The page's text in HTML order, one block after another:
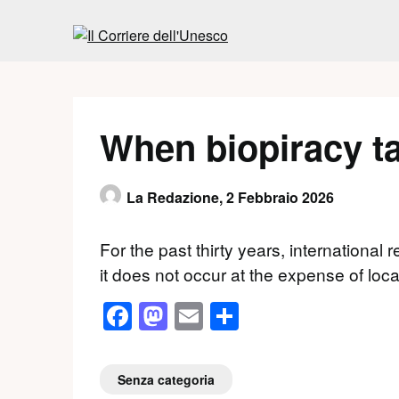
When biopiracy
La Redazione,2 Febbraio 2026
For the past thirty years, international
it does not occur at the expense of
Facebook
Mastodon
Email
Senza categoria